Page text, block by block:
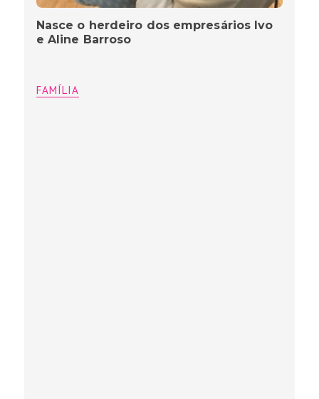
Nasce o herdeiro dos empresários Ivo
e Aline Barroso
FAMÍLIA